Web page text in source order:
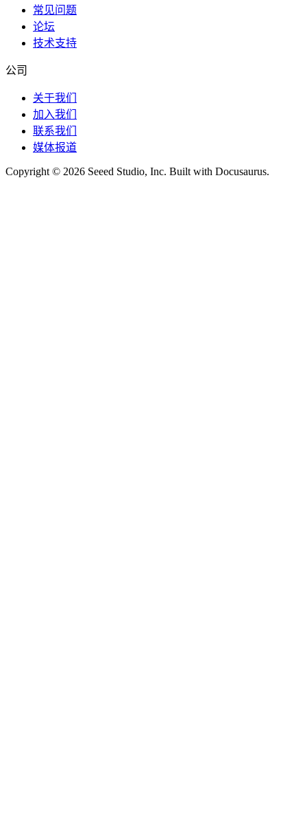
常见问题
论坛
技术支持
公司
关于我们
加入我们
联系我们
媒体报道
Copyright © 2026 Seeed Studio, Inc. Built with Docusaurus.